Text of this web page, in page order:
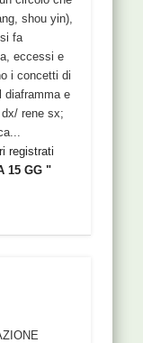
shou yin),
fa
eccessi e
i concetti di
diaframma e
rene sx;
registrati
15 GG "